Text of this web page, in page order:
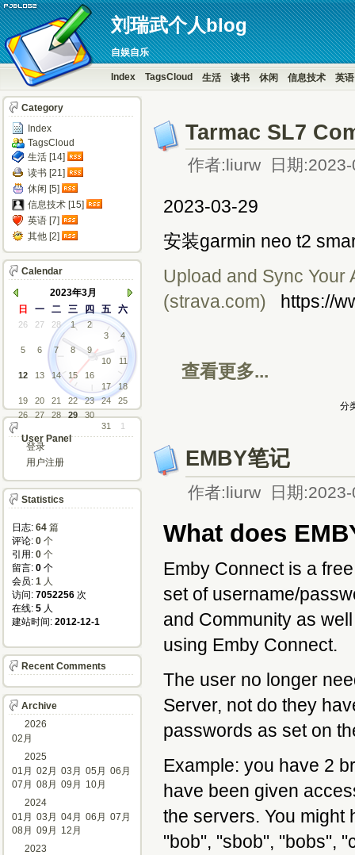
刘瑞武个人blog
自娱自乐
Index TagsCloud 生活 读书 休闲 信息技术 英语
Tarmac SL7
作者:liurw 日期
2023-03-29
安装garmin neo t2
Upload and Sync Your
(strava.com) https://
查看更多...
分
EMBY笔记
作者:liurw 日期
What does
Emby Connect is a
set of username/
and Community as
using Emby Connect.
The user no longer
Server, not do they
passwords as set on
Example: you have 2
have been given
the servers. You might
"bob", "sbob", "bobs",
Category
Index
TagsCloud
生活 [14]
读书 [21]
休闲 [5]
信息技术 [15]
英语 [7]
其他 [2]
Calendar
2023年3月
日
一 二 三 四 五 六
26 27 28 1
2
3
4
5
6 7 8
9
10
11
12
13 14 15
16
17
18
19
20 21 22 23 24
25
26
27 28 29
30
31
1
User Panel
登录
用户注册
Statistics
日志: 64 篇
评论: 0 个
引用: 0 个
留言: 0 个
会员: 1 人
访问: 7052256 次
在线: 5 人
建站时间: 2012-12-1
Recent Comments
Archive
2026
02月
2025
01月 02月 03月 05月 06月
07月 08月 09月
10月
2024
01月 03月 04月 06月 07月
08月 09月
12月
2023